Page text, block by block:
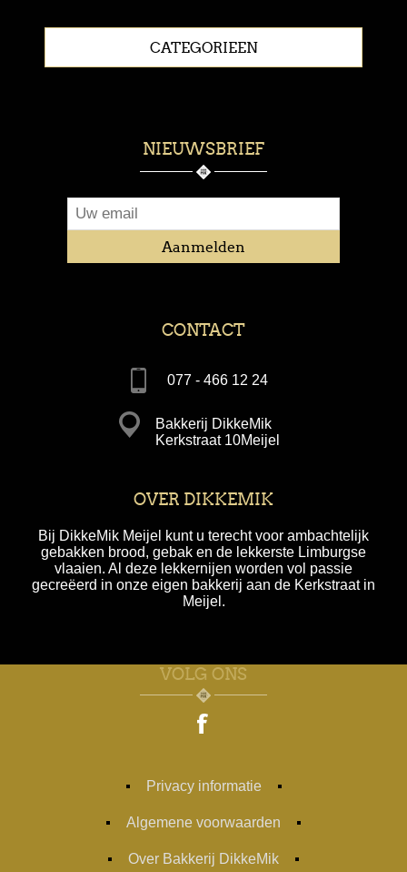
CATEGORIEEN
NIEUWSBRIEF
CONTACT
077 - 466 12 24
Bakkerij DikkeMik
Kerkstraat 10Meijel
OVER DIKKEMIK
Bij DikkeMik Meijel kunt u terecht voor ambachtelijk
gebakken brood, gebak en de lekkerste Limburgse
vlaaien. Al deze lekkernijen worden vol passie
gecreëerd in onze eigen bakkerij aan de Kerkstraat in
Meijel.
VOLG ONS
Privacy informatie
Algemene voorwaarden
Over Bakkerij DikkeMik